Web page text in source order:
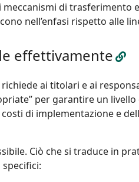
di trasferimento
nell’enfasi rispetto alle
effettivamente
richiede ai titolari e ai
per garantire un
di implementazione e
Ciò che si traduce in